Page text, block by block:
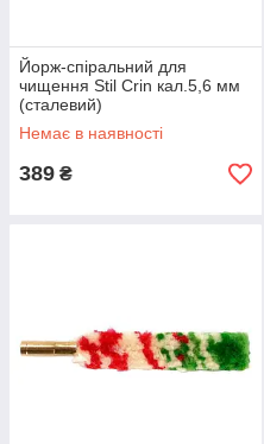
Йорж-спіральний для
чищення Stil Crin кал.5,6 мм
(сталевий)
Немає в наявності
389 ₴